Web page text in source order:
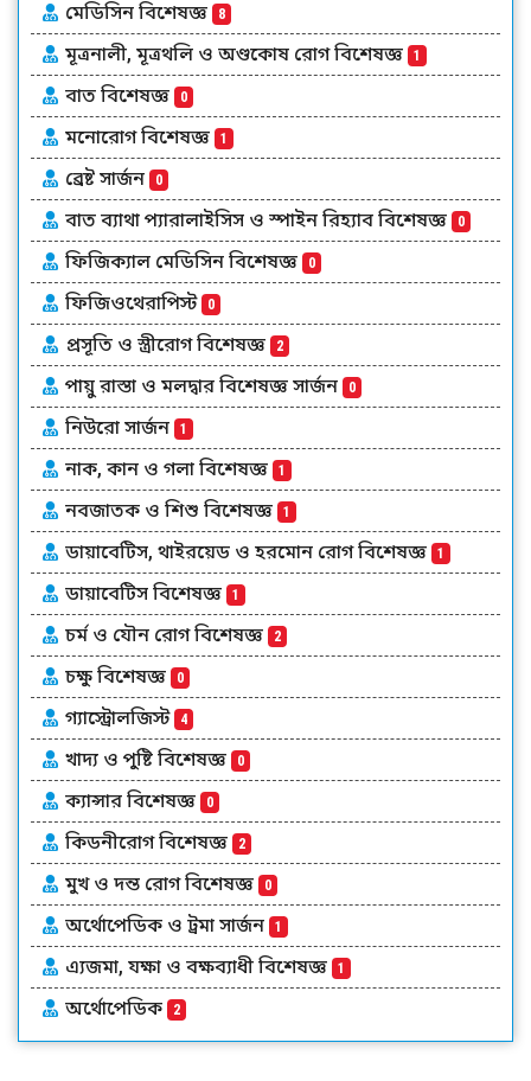
মেডিসিন বিশেষজ্ঞ 8
মূত্রনালী, মূত্রথলি ও অণ্ডকোষ রোগ বিশেষজ্ঞ 1
বাত বিশেষজ্ঞ 0
মনোরোগ বিশেষজ্ঞ 1
ব্রেষ্ট সার্জন 0
বাত ব্যাথা প্যারালাইসিস ও স্পাইন রিহ্যাব বিশেষজ্ঞ 0
ফিজিক্যাল মেডিসিন বিশেষজ্ঞ 0
ফিজিওথেরাপিস্ট 0
প্রসূতি ও স্ত্রীরোগ বিশেষজ্ঞ 2
পায়ু রাস্তা ও মলদ্বার বিশেষজ্ঞ সার্জন 0
নিউরো সার্জন 1
নাক, কান ও গলা বিশেষজ্ঞ 1
নবজাতক ও শিশু বিশেষজ্ঞ 1
ডায়াবেটিস, থাইরয়েড ও হরমোন রোগ বিশেষজ্ঞ 1
ডায়াবেটিস বিশেষজ্ঞ 1
চর্ম ও যৌন রোগ বিশেষজ্ঞ 2
চক্ষু বিশেষজ্ঞ 0
গ্যাস্ট্রোলজিস্ট 4
খাদ্য ও পুষ্টি বিশেষজ্ঞ 0
ক্যান্সার বিশেষজ্ঞ 0
কিডনীরোগ বিশেষজ্ঞ 2
মুখ ও দন্ত রোগ বিশেষজ্ঞ 0
অর্থোপেডিক ও ট্রমা সার্জন 1
এ্যজমা, যক্ষা ও বক্ষব্যাধী বিশেষজ্ঞ 1
অর্থোপেডিক 2